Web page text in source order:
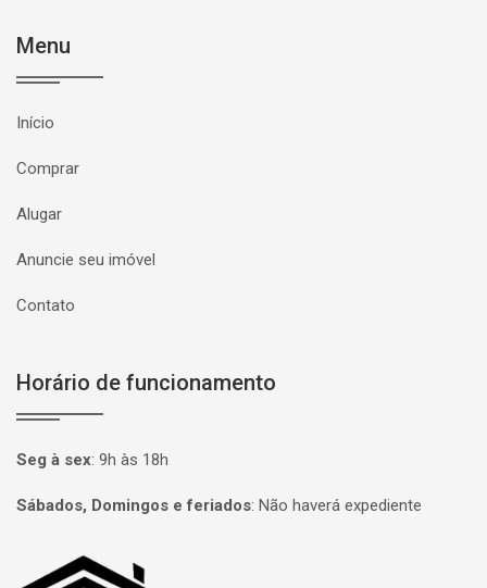
Menu
Início
Comprar
Alugar
Anuncie seu imóvel
Contato
Horário de funcionamento
Seg à sex: 9h às 18h
Sábados, Domingos e feriados: Não haverá expediente
Página inicial